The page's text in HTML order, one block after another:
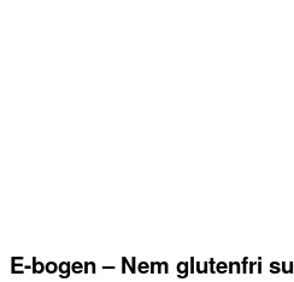
E-bogen – Nem glutenfri